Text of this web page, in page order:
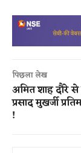
पिछला लेख
अमित शाह दौरे
प्रसाद मुखर्जी
!